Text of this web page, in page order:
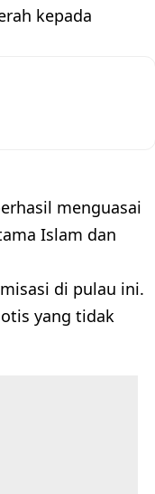
kepada
menguasai
Islam dan
di pulau ini.
yang tidak